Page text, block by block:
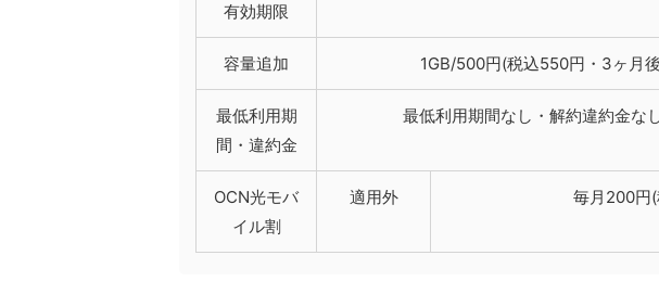
有効期限
容量追加 1GB/500円(税込550円・3ヶ月
最低利用期
間・違約金
最低利用期間なし・解約違約金な
OCN光モバ
イル割
適用外 毎月200円